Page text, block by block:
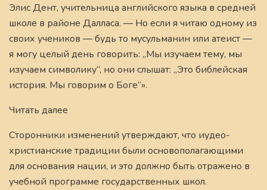
Элис Дент, учительница английского языка в средней
школе в районе Далласа. — Но если я читаю одному из
своих учеников — будь то мусульманин или атеист —
я могу целый день говорить: „Мы изучаем тему, мы
изучаем символику“, но они слышат: „Это библейская
история. Мы говорим о Боге“».
Читать далее
Сторонники изменений утверждают, что иудео-
христианские традиции были основополагающими
для основания нации, и это должно быть отражено в
учебной программе государственных школ.